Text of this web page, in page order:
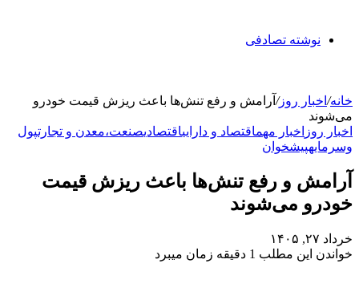
نوشته تصادفی
خانه/ اخبار روز/ آرامش و رفع تنش‌ها باعث ریزش قیمت خودرو
می‌شوند
اخبار روز اخبار مهماقتصاد و داراییاقتصادیصنعت،معدن و تجارتپول
وسرمایهپیشخوان
آرامش و رفع تنش‌ها باعث ریزش قیمت
خودرو می‌شوند
خرداد ۲۷, ۱۴۰۵
خواندن این مطلب 1 دقیقه زمان میبرد